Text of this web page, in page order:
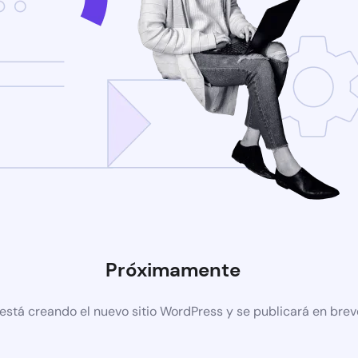
Próximamente
creando el nuevo sitio WordPress y se publicará en